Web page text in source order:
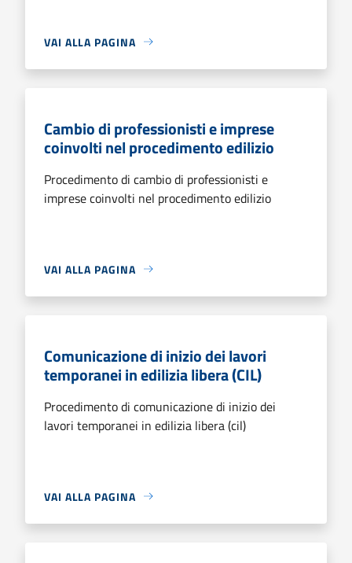
VAI ALLA PAGINA
Cambio di professionisti e imprese
coinvolti nel procedimento edilizio
Procedimento di cambio di professionisti e
imprese coinvolti nel procedimento edilizio
VAI ALLA PAGINA
Comunicazione di inizio dei lavori
temporanei in edilizia libera (CIL)
Procedimento di comunicazione di inizio dei
lavori temporanei in edilizia libera (cil)
VAI ALLA PAGINA